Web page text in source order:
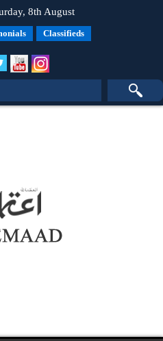
8th August
Classifieds